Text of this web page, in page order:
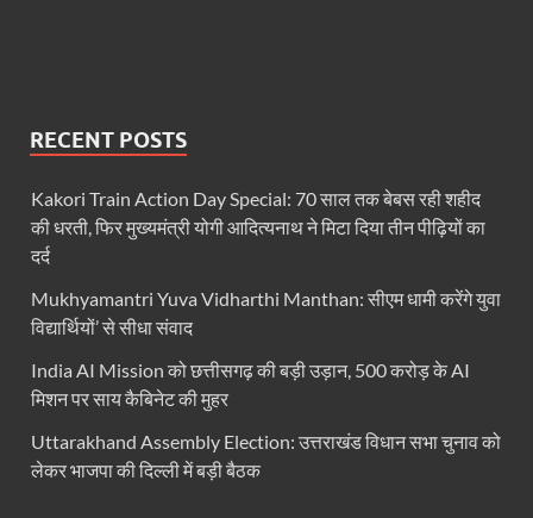
VB G Ram G Bill: बिल फाड़ना लोकतंत्र की हत्या –
Indian Railway New Policy: ट्रेन में भी एयरपोर्ट जैसा
Soil To Silk Exhibition: सॉइल टू सिल्क’ की अनूठी
GST Sudhar Book: सामाजिक न्याय, आर्थिक समानता और
UP BJP State President: पंकज चौधरी बने उत्तर प्रदेश
BJP Working President Nitin Nabin: कौन है नितिन
RECENT POSTS
Kakori Train Action Day Special: 70 साल तक बेबस रही शहीद
की धरती, फिर मुख्यमंत्री योगी आदित्यनाथ ने मिटा दिया तीन पीढ़ियों का
दर्द
Mukhyamantri Yuva Vidharthi Manthan: सीएम धामी करेंगे युवा
विद्यार्थियों’ से सीधा संवाद
India AI Mission को छत्तीसगढ़ की बड़ी उड़ान, 500 करोड़ के AI
मिशन पर साय कैबिनेट की मुहर
Uttarakhand Assembly Election: उत्तराखंड विधान सभा चुनाव को
लेकर भाजपा की दिल्ली में बड़ी बैठक